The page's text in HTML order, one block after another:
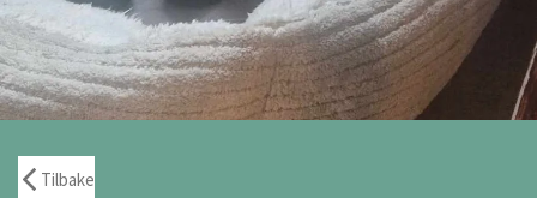
Tilbake